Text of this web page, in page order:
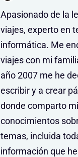
Apasionado de la
viajes, experto en
informática. Me
viajes con mi
año 2007 me he
escribir y a crear
donde comparto
conocimientos
temas, incluida
información que